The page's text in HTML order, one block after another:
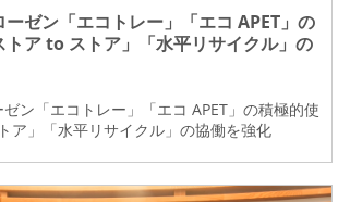
ゼン「エコトレー」「エコ APET」の
トア to ストア」「水平リサイクル」の
ン「エコトレー」「エコ APET」の積極的使
ア」「水平リサイクル」の協働を強化